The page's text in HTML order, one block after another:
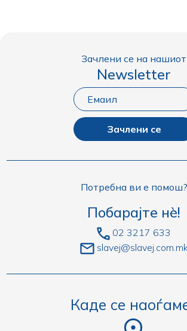
Зачлени се на нашиот
Newsletter
Зачлени се
Потребна ви е помош?
Побарајте нè!
02 3217 633
Каде се